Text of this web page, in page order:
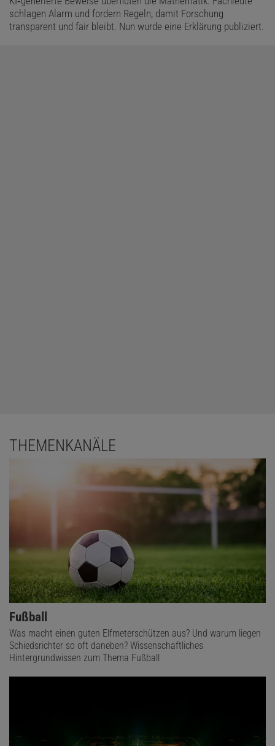
schlagen Alarm und fordern Regeln, damit Forschung
transparent und fair bleibt. Nun wurde eine Erklärung publiziert.
THEMENKANÄLE
Fußball
Was macht einen guten Elfmeterschützen aus? Und warum liegen
Schiedsrichter so oft daneben? Wissenschaftliches
Hintergrundwissen zum Thema Fußball